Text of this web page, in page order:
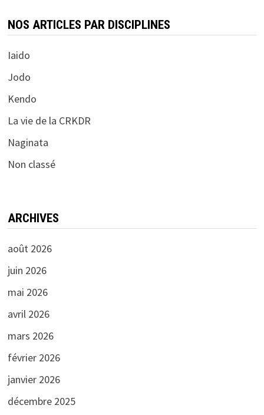
NOS ARTICLES PAR DISCIPLINES
Iaido
Jodo
Kendo
La vie de la CRKDR
Naginata
Non classé
ARCHIVES
août 2026
juin 2026
mai 2026
avril 2026
mars 2026
février 2026
janvier 2026
décembre 2025